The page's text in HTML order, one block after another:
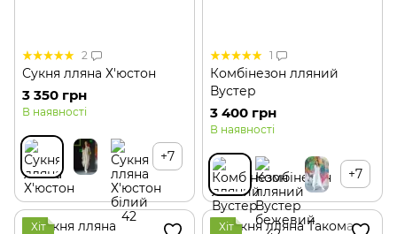
2
Сукня лляна Х′юстон
3 350 грн
В наявності
+7
1
Комбінезон лляний
Вустер
3 400 грн
В наявності
+7
Хіт
Хіт